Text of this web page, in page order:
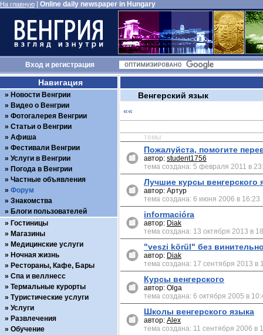
На главную Online daily newspaper in Hungary
Входи регистрация
Венгерский язык
««
темы
Пожалуйста, помогите
автор: student1756
тема создана: 5 февраля 2011 в
Лучшие курсы венгерского
автор: Артур
тема создана: 6 июня 2006 в 16:23
informacióra
автор: Diak
тема создана: 13 октября 2013 в
"veszi körül" без
автор: Diak
тема создана: 17 сентября 2013 в
Курсы венгерского
автор: Olga
тема создана: 6 октября 2005 в
Школы венгерского языка
автор: Alex
тема создана: 11 сентября 2006 в
Навигация
Новости Венгрии
Видео о Венгрии
Фотогалерея Венгрии
Статьи о Венгрии
Афиша
Фестивали Венгрии
Услуги в Венгрии
Погода в Венгрии
Частные объявления
Форум
Знакомства
Блоги пользователей
Гостиницы
Магазины
Медицинские услуги
Ночная жизнь
Рестораны, Кафе, Бары
Спа и веллнесс
Термальные курорты
Туристические услуги
Услуги
Развлечения
Обучение